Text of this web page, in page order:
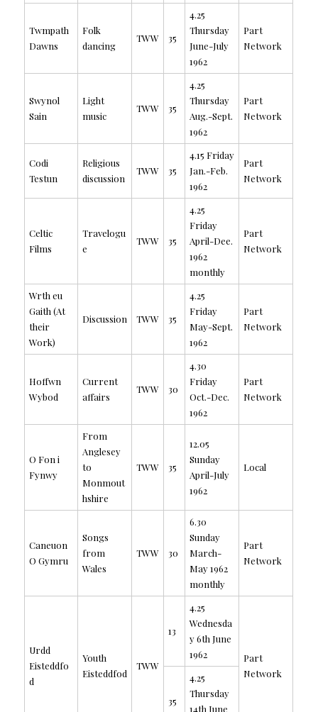
Twmpath
Dawns
Folk
dancing
TWW 35
4.25
Thursday
June-July
1962
Part
Network
Swynol
Sain
Light
music
TWW 35
4.25
Thursday
Aug.-Sept.
1962
Part
Network
Codi
Testun
Religious
discussion
TWW 35
4.15 Friday
Jan.-Feb.
1962
Part
Network
Celtic
Films
Travelogu
e
TWW 35
4.25
Friday
April-Dee.
1962
monthly
Part
Network
Wrth eu
Gaith (At
their
Work)
Discussion TWW 35
4.25
Friday
May-Sept.
1962
Part
Network
Hoffwn
Wybod
Current
affairs
TWW 30
4.30
Friday
Oct.-Dec.
1962
Part
Network
O Fon i
Fynwy
From
Anglesey
to
Monmout
hshire
TWW 35
12.05
Sunday
April-July
1962
Local
Caneuon
O Gymru
Songs
from
Wales
TWW 30
6.30
Sunday
March-
May 1962
monthly
Part
Network
Urdd
Eisteddfo
d
Youth
Eisteddfod
TWW
13
4.25
Wednesda
y 6th June
1962
Part
Network
35
4.25
Thursday
14th June